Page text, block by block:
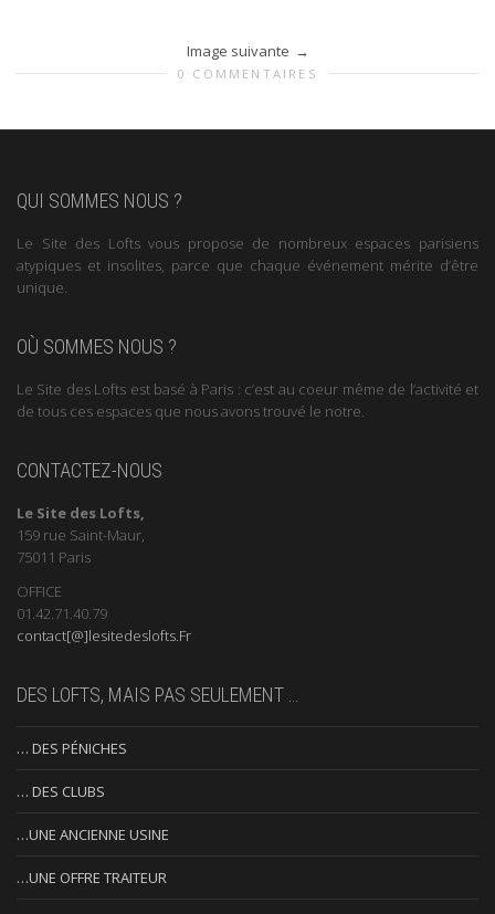
Image suivante
0 COMMENTAIRES
QUI SOMMES NOUS ?
Le Site des Lofts vous propose de nombreux espaces parisiens
atypiques et insolites, parce que chaque événement mérite d’être
unique.
OÙ SOMMES NOUS ?
Le Site des Lofts est basé à Paris : c’est au coeur même de l’activité et
de tous ces espaces que nous avons trouvé le notre.
CONTACTEZ-NOUS
Le Site des Lofts,
159 rue Saint-Maur,
75011 Paris
OFFICE
01.42.71.40.79
contact[@]lesitedeslofts.Fr
DES LOFTS, MAIS PAS SEULEMENT …
… DES PÉNICHES
… DES CLUBS
…UNE ANCIENNE USINE
…UNE OFFRE TRAITEUR